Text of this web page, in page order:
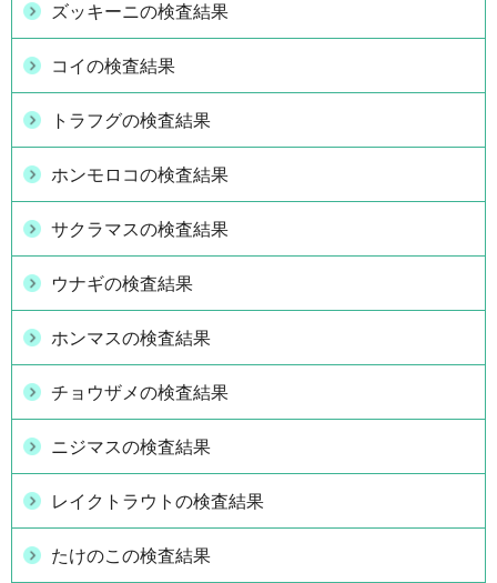
ズッキーニの検査結果
コイの検査結果
トラフグの検査結果
ホンモロコの検査結果
サクラマスの検査結果
ウナギの検査結果
ホンマスの検査結果
チョウザメの検査結果
ニジマスの検査結果
レイクトラウトの検査結果
たけのこの検査結果